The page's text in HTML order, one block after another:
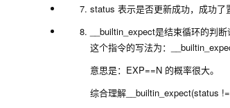
status 表示是否更新成功，成功了
__builtin_expect是结束循环的判
这个指令的写法为：
意思是：EXP==N 的概率很大。
综合理解__builtin_expect(status